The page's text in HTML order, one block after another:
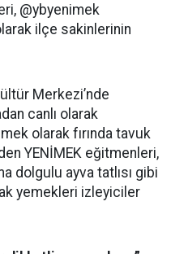
@ybyenimek
ilçe sakinlerinin
Merkezi’nde
canlı olarak
olarak fırında tavuk
YENİMEK eğitmenleri,
dolgulu ayva tatlısı gibi
yemekleri izleyiciler